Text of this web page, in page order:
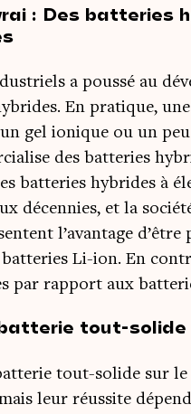
: Des batteries
a pous­sé au
En pra­tique,
gel ionique ou un
des bat­te­ries
bat­te­ries hybrides à
décen­nies, et la
l’avantage
Li-ion. En
par rap­port aux
tout-solide
tout-solide sur
leur réus­site